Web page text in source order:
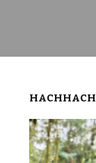
HACHHACH